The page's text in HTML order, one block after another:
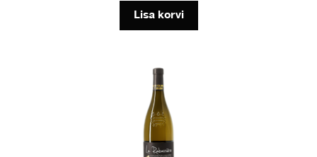
Lisa korvi